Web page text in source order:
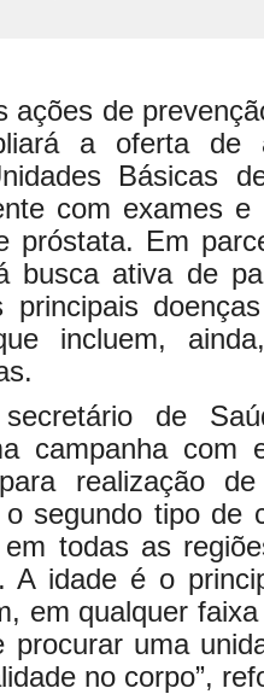
ações de
a oferta de
Básicas
com exames
próstata. Em
busca ativa de
principais
incluem,
de
campanha com
realização
segundo tipo de
em todas as
A idade é o
em qualquer
procurar uma
no corpo”,